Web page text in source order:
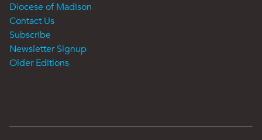
Diocese of Madison
Contact Us
Subscribe
Newsletter Signup
Older Editions